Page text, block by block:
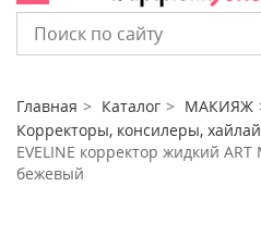
Главная Каталог МАКИЯЖ
Корректоры, консилеры,
EVELINE корректор жидкий ART
бежевый